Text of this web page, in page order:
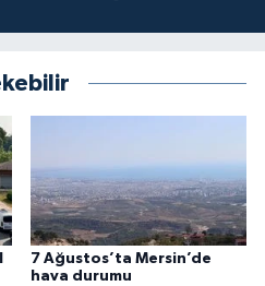
7 Ağustos’ta Mersin’de
hava durumu